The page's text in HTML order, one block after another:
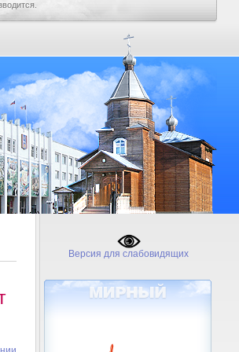
Версия для слабовидящих